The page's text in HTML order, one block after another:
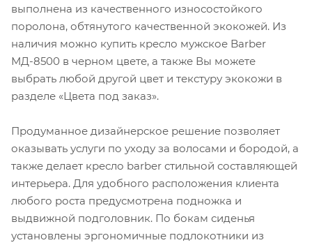
выполнена из качественного износостойкого
поролона, обтянутого качественной экокожей. Из
наличия можно купить кресло мужское Barber
МД-8500 в черном цвете, а также Вы можете
выбрать любой другой цвет и текстуру экокожи в
разделе «Цвета под заказ».
Продуманное дизайнерское решение позволяет
оказывать услуги по уходу за волосами и бородой, а
также делает кресло barber стильной составляющей
интерьера. Для удобного расположения клиента
любого роста предусмотрена подножка и
выдвижной подголовник. По бокам сиденья
установлены эргономичные подлокотники из